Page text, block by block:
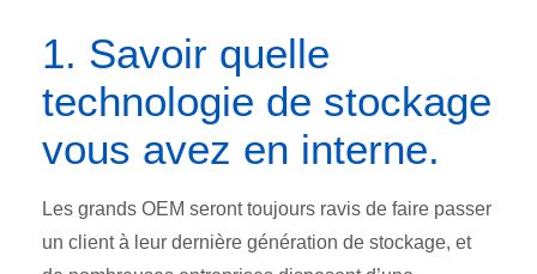
1. Savoir quelle
technologie de stockage
vous avez en interne.
Les grands OEM seront toujours ravis de faire passer
un client à leur dernière génération de stockage, et